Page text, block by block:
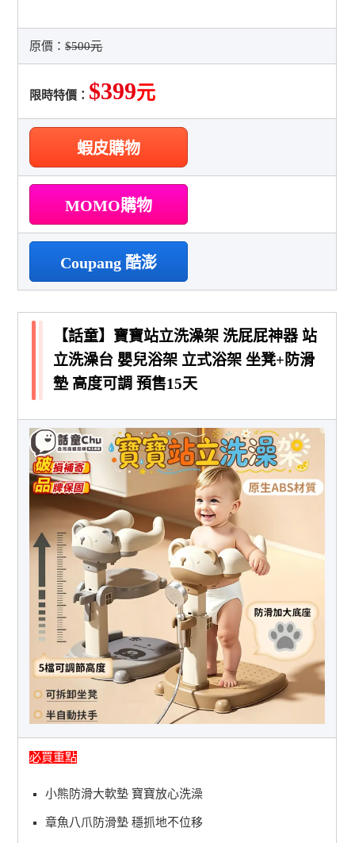
原價：$500元
限時特價： $399元
蝦皮購物
MOMO購物
Coupang 酷澎
【話童】寶寶站立洗澡架 洗屁屁神器 站
立洗澡台 嬰兒浴架 立式浴架 坐凳+防滑
墊 高度可調 預售15天
必買重點
小熊防滑大軟墊 寶寶放心洗澡
章魚八爪防滑墊 穩抓地不位移